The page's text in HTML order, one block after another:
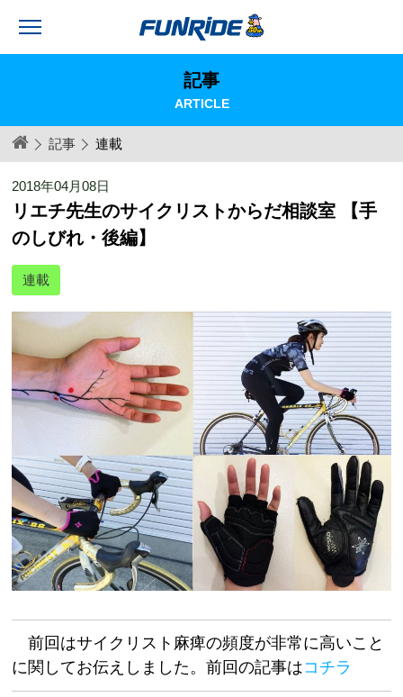
記事
ARTICLE
記事 連載
2018年04月08日
リエチ先生のサイクリストからだ相談室 【手
のしびれ・後編】
連載
前回はサイクリスト麻痺の頻度が非常に高いこと
に関してお伝えしました。前回の記事はコチラ